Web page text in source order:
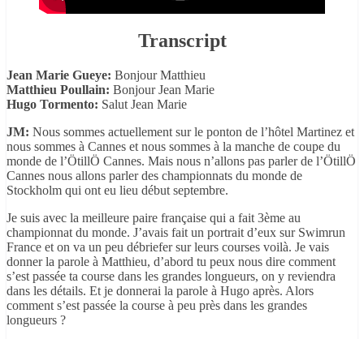
Transcript
Jean Marie Gueye: Bonjour Matthieu
Matthieu Poullain: Bonjour Jean Marie
Hugo Tormento: Salut Jean Marie
JM: Nous sommes actuellement sur le ponton de l’hôtel Martinez et
nous sommes à Cannes et nous sommes à la manche de coupe du
monde de l’ÖtillÖ Cannes. Mais nous n’allons pas parler de l’ÖtillÖ
Cannes nous allons parler des championnats du monde de
Stockholm qui ont eu lieu début septembre.
Je suis avec la meilleure paire française qui a fait 3ème au
championnat du monde. J’avais fait un portrait d’eux sur Swimrun
France et on va un peu débriefer sur leurs courses voilà. Je vais
donner la parole à Matthieu, d’abord tu peux nous dire comment
s’est passée ta course dans les grandes longueurs, on y reviendra
dans les détails. Et je donnerai la parole à Hugo après. Alors
comment s’est passée la course à peu près dans les grandes
longueurs ?